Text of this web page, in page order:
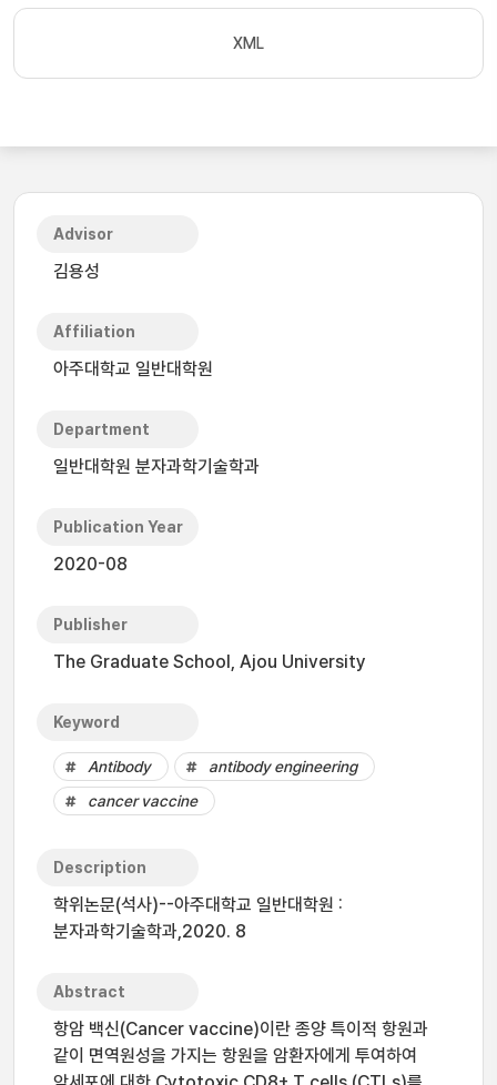
XML
Advisor
김용성
Affiliation
아주대학교 일반대학원
Department
일반대학원 분자과학기술학과
Publication Year
2020-08
Publisher
The Graduate School, Ajou University
Keyword
Antibody
antibody engineering
cancer vaccine
Description
학위논문(석사)--아주대학교 일반대학원 :
분자과학기술학과,2020. 8
Abstract
항암 백신(Cancer vaccine)이란 종양 특이적 항원과
같이 면역원성을 가지는 항원을 암환자에게 투여하여